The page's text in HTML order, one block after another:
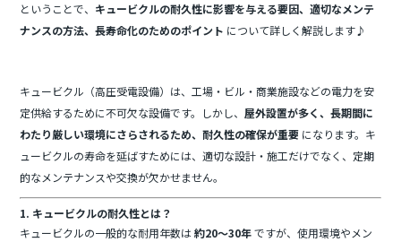
ということで、 キュービクルの耐久性に影響を与える要因、適切なメンテ
ナンスの方法、長寿命化のためのポイント について詳しく解説します♪
キュービクル（高圧受電設備）は、工場・ビル・商業施設などの電力を安
定供給するために不可欠な設備です。しかし、屋外設置が多く、長期間に
わたり厳しい環境にさらされるため、耐久性の確保が重要 になります。キ
ュービクルの寿命を延ばすためには、適切な設計・施工だけでなく、定期
的なメンテナンスや交換が欠かせません。
1. キュービクルの耐久性とは？
キュービクルの一般的な耐用年数は約20～30年ですが、使用環境やメン